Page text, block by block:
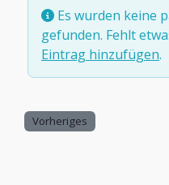
Es wurden keine
gefunden. Fehlt
Eintrag hinzufügen.
Vorheriges